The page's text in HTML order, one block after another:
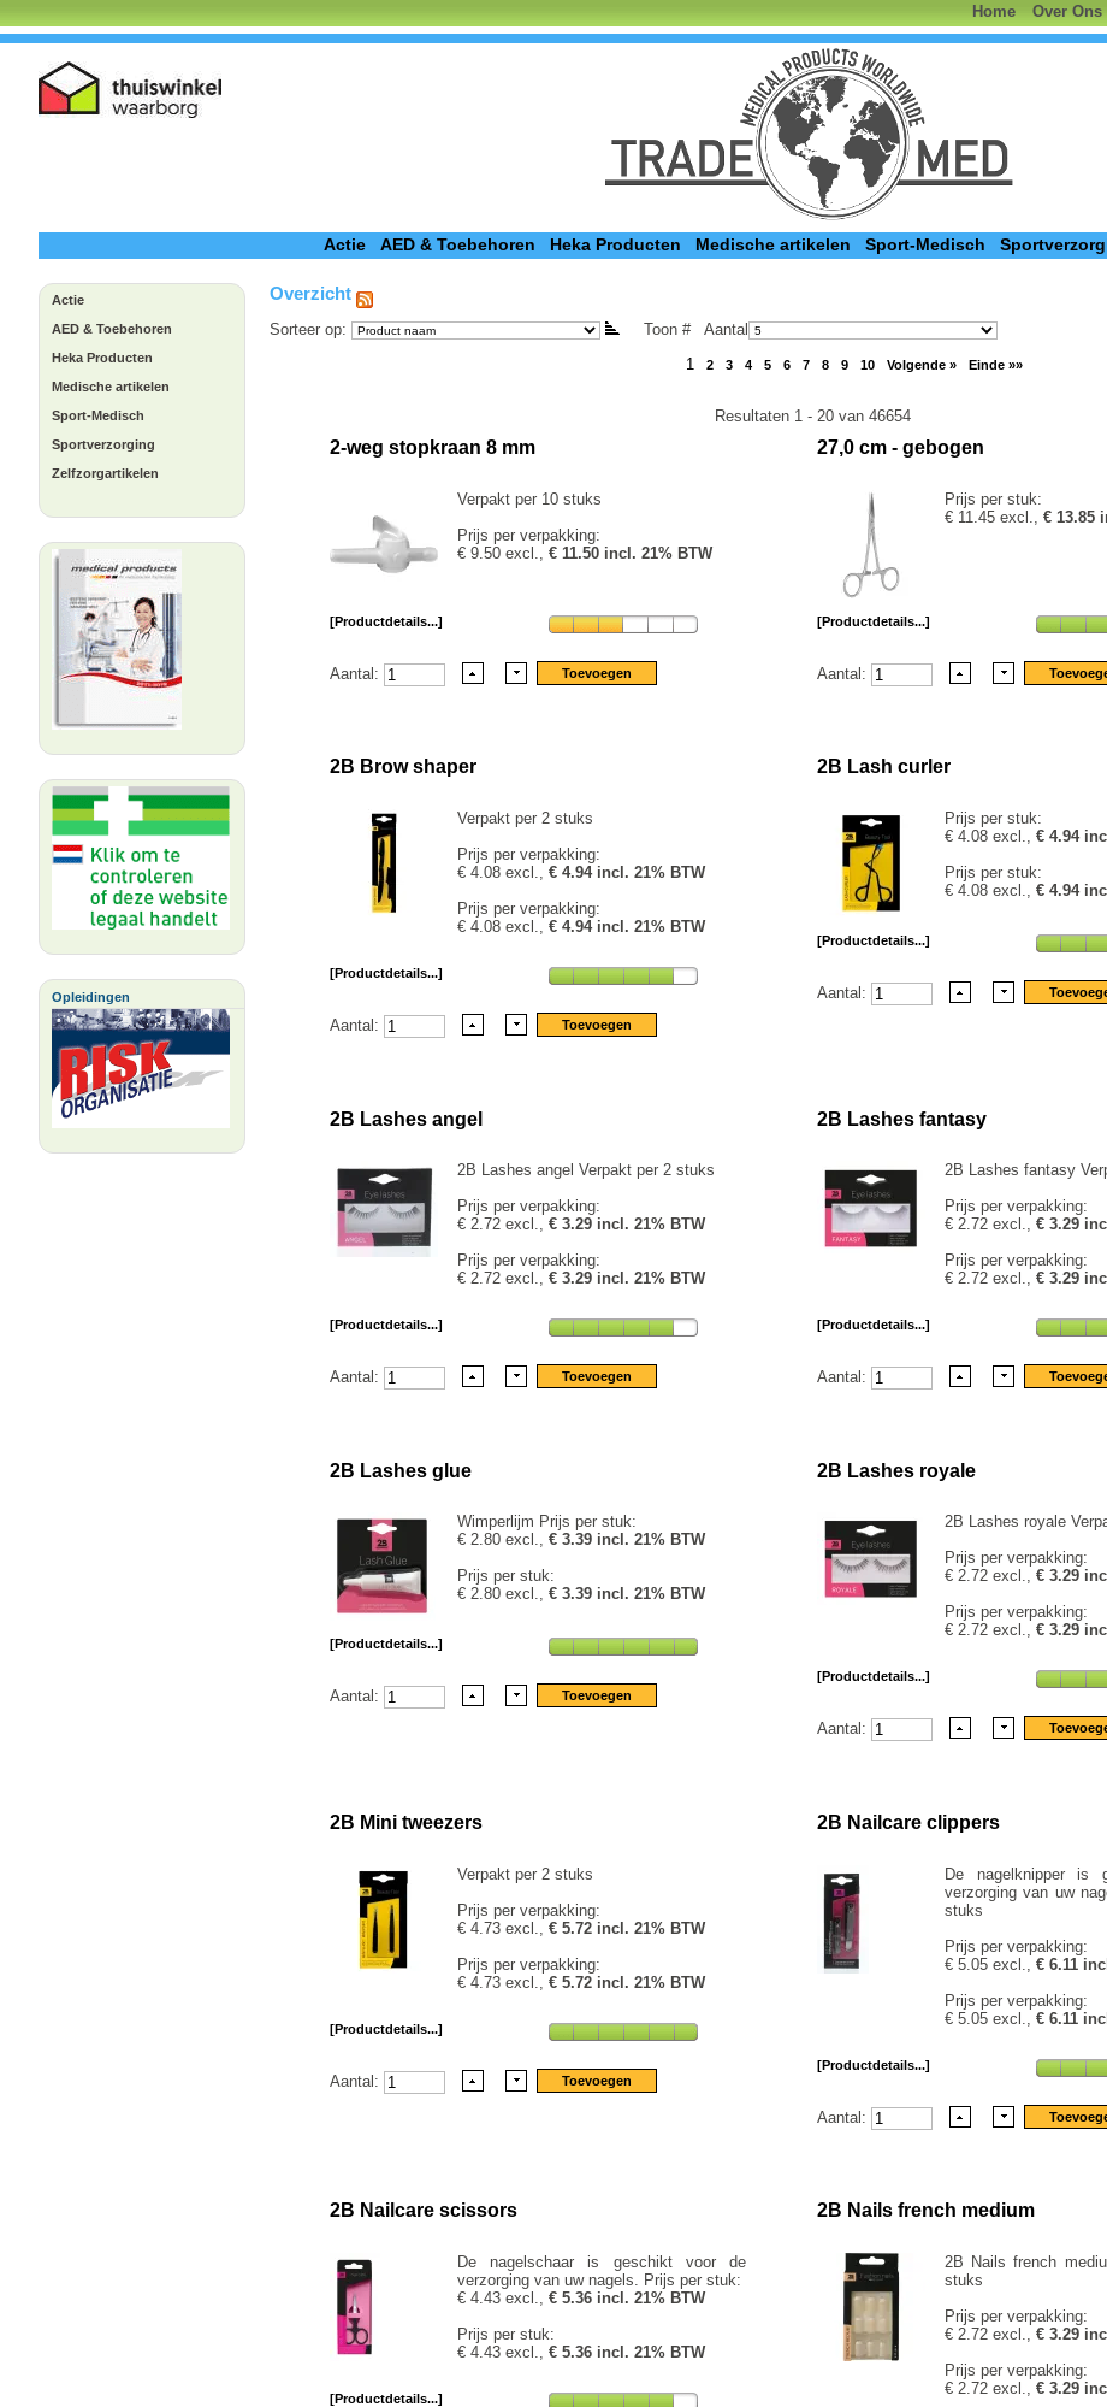
Home Over Ons
Actie AED & Toebehoren Heka Producten Medische artikelen Sport-Medisch
Actie
AED & Toebehoren
Heka Producten
Medische artikelen
Sport-Medisch
Sportverzorging
Zelfzorgartikelen
Opleidingen
Overzicht
Sorteer op: Toon # Aantal
1
2 3 4 5 6 7 8 9 10 Volgende » Einde »»
Resultaten 1 - 20 van 46654
2-weg stopkraan 8 mm
Verpakt per 10 stuks
Prijs per verpakking:
€ 9.50 excl., € 11.50 incl. 21% BTW
[Productdetails...]
Aantal:
27,0 cm - gebogen
Prijs per stuk:
€ 11.45 excl., € 13.85
[Productdetails...]
Aantal:
2B Brow shaper
Verpakt per 2 stuks
Prijs per verpakking:
€ 4.08 excl., € 4.94 incl. 21% BTW
Prijs per verpakking:
€ 4.08 excl., € 4.94 incl. 21% BTW
[Productdetails...]
Aantal:
2B Lash curler
Prijs per stuk:
€ 4.08 excl., € 4.94
Prijs per stuk:
€ 4.08 excl., € 4.94
[Productdetails...]
Aantal:
2B Lashes angel
2B Lashes angel Verpakt per 2 stuks
Prijs per verpakking:
€ 2.72 excl., € 3.29 incl. 21% BTW
Prijs per verpakking:
€ 2.72 excl., € 3.29 incl. 21% BTW
[Productdetails...]
Aantal:
2B Lashes fantasy
2B Lashes fantasy
Prijs per verpakking:
€ 2.72 excl., € 3.29
Prijs per verpakking:
€ 2.72 excl., € 3.29
[Productdetails...]
Aantal:
2B Lashes glue
Wimperlijm Prijs per stuk:
€ 2.80 excl., € 3.39 incl. 21% BTW
Prijs per stuk:
€ 2.80 excl., € 3.39 incl. 21% BTW
[Productdetails...]
Aantal:
2B Lashes royale
2B Lashes royale
Prijs per verpakking:
€ 2.72 excl., € 3.29
Prijs per verpakking:
€ 2.72 excl., € 3.29
[Productdetails...]
Aantal:
2B Mini tweezers
Verpakt per 2 stuks
Prijs per verpakking:
€ 4.73 excl., € 5.72 incl. 21% BTW
Prijs per verpakking:
€ 4.73 excl., € 5.72 incl. 21% BTW
[Productdetails...]
Aantal:
2B Nailcare clippers
De nagelknipper is
verzorging van uw
stuks
Prijs per verpakking:
€ 5.05 excl., € 6.11
Prijs per verpakking:
€ 5.05 excl., € 6.11
[Productdetails...]
Aantal:
2B Nailcare scissors
De nagelschaar is geschikt voor de
verzorging van uw nagels. Prijs per stuk:
€ 4.43 excl., € 5.36 incl. 21% BTW
Prijs per stuk:
€ 4.43 excl., € 5.36 incl. 21% BTW
[Productdetails...]
2B Nails french medium
2B Nails french
stuks
Prijs per verpakking:
€ 2.72 excl., € 3.29
Prijs per verpakking:
€ 2.72 excl., € 3.29